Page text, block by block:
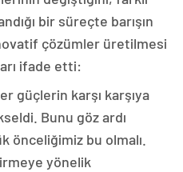
bir süreçte barışın
çözümler üretilmesi
ifade etti:
güçlerin karşı karşıya
Bunu göz ardı
önceliğimiz bu olmalı.
yönelik